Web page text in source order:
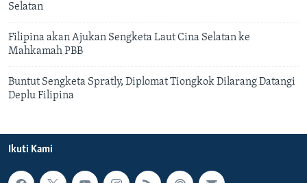
Selatan
Filipina akan Ajukan Sengketa Laut Cina Selatan ke
Mahkamah PBB
Buntut Sengketa Spratly, Diplomat Tiongkok Dilarang Datangi
Deplu Filipina
Ikuti Kami